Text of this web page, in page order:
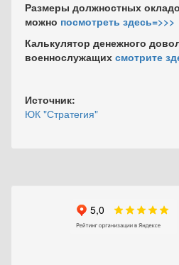
Размеры должностных
можно посмотреть здесь=>>>
Калькулятор денежного
военнослужащих смотрите
Источник:
ЮК "Стратегия"